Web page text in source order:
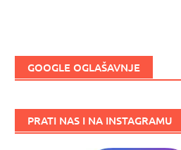
GOOGLE OGLAŠAVNJE
PRATI NAS I NA INSTAGRAMU